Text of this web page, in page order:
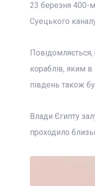
23 березня 400-
Суецького
Повідомляється,
кораблів, яким
південь також
Влади Єгипту
проходило